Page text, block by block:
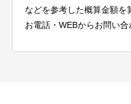
などを参考した概算金額を
お電話・WEBからお問い合